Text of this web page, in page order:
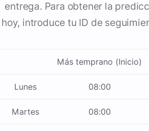
entrega. Para obtener la
hoy, introduce tu ID de
Más temprano (Inicio)
Lunes 08:00
Martes 08:00